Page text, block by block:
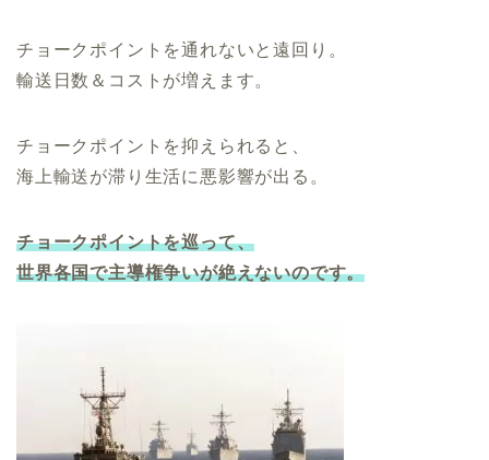
チョークポイントを通れないと遠回り。
輸送日数＆コストが増えます。
チョークポイントを抑えられると、
海上輸送が滞り生活に悪影響が出る。
チョークポイントを巡って、
世界各国で主導権争いが絶えないのです。